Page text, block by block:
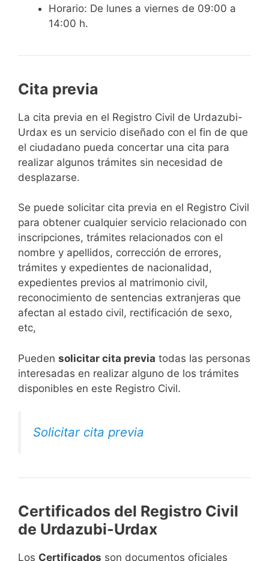
Horario: De lunes a viernes de 09:00 a
14:00 h.
Cita previa
​​​​​​​​​​​​​​​​​​​​​​​​​​​​La cita previa en el Registro Civil de Urdazubi-
Urdax es un servicio diseñado con el fin de que
el ciudadano pueda concertar una cita para
realizar algunos trámites sin necesidad de
desplazarse.​
Se puede solicitar cita previa en el Registro Civil
para obtener cualquier servicio relacionado con
inscripciones, trámites relacionados con el
nombre y apellidos, corrección de errores,
trámites y expedientes de nacionalidad,
expedientes previos al matrimonio civil,
reconocimiento de sentencias extranjeras que
afectan al estado civil, rectificación de sexo,
etc,
​Pueden solicitar cita previa todas las personas
interesadas en realizar alguno de los trámites
disponibles en este Registro Civil.​
Solicitar cita previa
Certificados del Registro Civil
de Urdazubi-Urdax
Los Certificados son documentos oficiales